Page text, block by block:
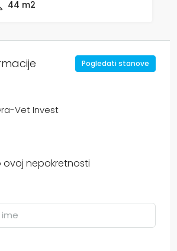
44 m2
Pogledati stanove
Vet Invest
ovoj nepokretnosti